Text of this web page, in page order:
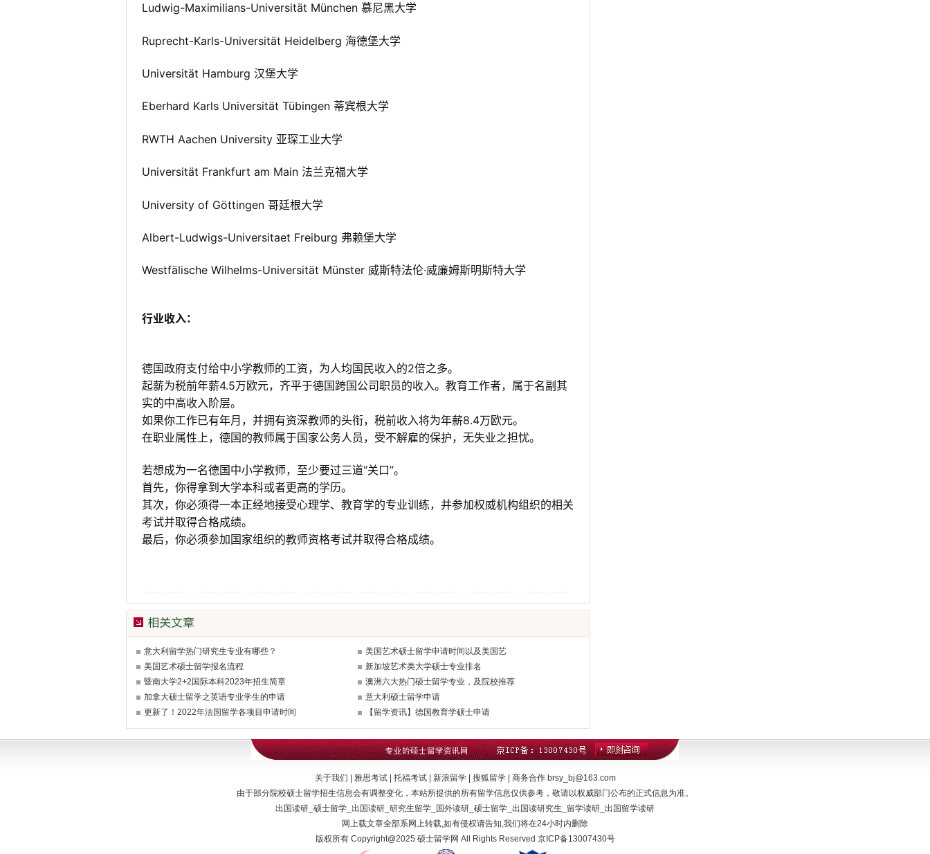
Ludwig-Maximilians-Universität München 慕尼黑大学
Ruprecht-Karls-Universität Heidelberg 海德堡大学
Universität Hamburg 汉堡大学
Eberhard Karls Universität Tübingen 蒂宾根大学
RWTH Aachen University 亚琛工业大学
Universität Frankfurt am Main 法兰克福大学
University of Göttingen 哥廷根大学
Albert-Ludwigs-Universitaet Freiburg 弗赖堡大学
Westfälische Wilhelms-Universität Münster 威斯特法伦·威廉姆斯明斯特大学
行业收入：
德国政府支付给中小学教师的工资，为人均国民收入的2倍之多。
起薪为税前年薪4.5万欧元，齐平于德国跨国公司职员的收入。教育工作者，属于名副其
实的中高收入阶层。
如果你工作已有年月，并拥有资深教师的头衔，税前收入将为年薪8.4万欧元。
在职业属性上，德国的教师属于国家公务人员，受不解雇的保护，无失业之担忧。
若想成为一名德国中小学教师，至少要过三道“关口”。
首先，你得拿到大学本科或者更高的学历。
其次，你必须得一本正经地接受心理学、教育学的专业训练，并参加权威机构组织的相关
考试并取得合格成绩。
最后，你必须参加国家组织的教师资格考试并取得合格成绩。
意大利留学热门研究生专业有哪些？
美国艺术硕士留学申请时间以及美国艺
美国艺术硕士留学报名流程
新加坡艺术类大学硕士专业排名
暨南大学2+2国际本科2023年招生简章
澳洲六大热门硕士留学专业，及院校推荐
加拿大硕士留学之英语专业学生的申请
意大利硕士留学申请
更新了！2022年法国留学各项目申请时间
【留学资讯】德国教育学硕士申请
关于我们 | 雅思考试 | 托福考试 | 新浪留学 | 搜狐留学 | 商务合作 brsy_bj@163.com
由于部分院校硕士留学招生信息会有调整变化，本站所提供的所有留学信息仅供参考，敬请以权威部门公布的正式信息为准。
出国读研_硕士留学_出国读研_研究生留学_国外读研_硕士留学_出国读研究生_留学读研_出国留学读研
网上载文章全部系网上转载,如有侵权请告知,我们将在24小时内删除
版权所有 Copyright@2025 硕士留学网 All Rights Reserved 京ICP备13007430号